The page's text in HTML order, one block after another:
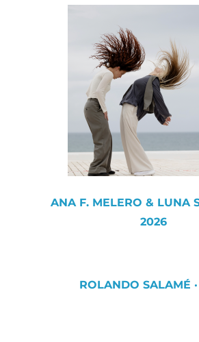
ANA F. MELERO & LUNA
2026
ROLANDO SALAMÉ